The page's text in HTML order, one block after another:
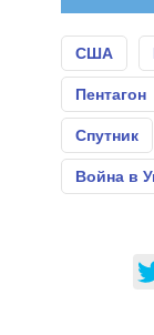
США
Пентагон
Спутник
Война в